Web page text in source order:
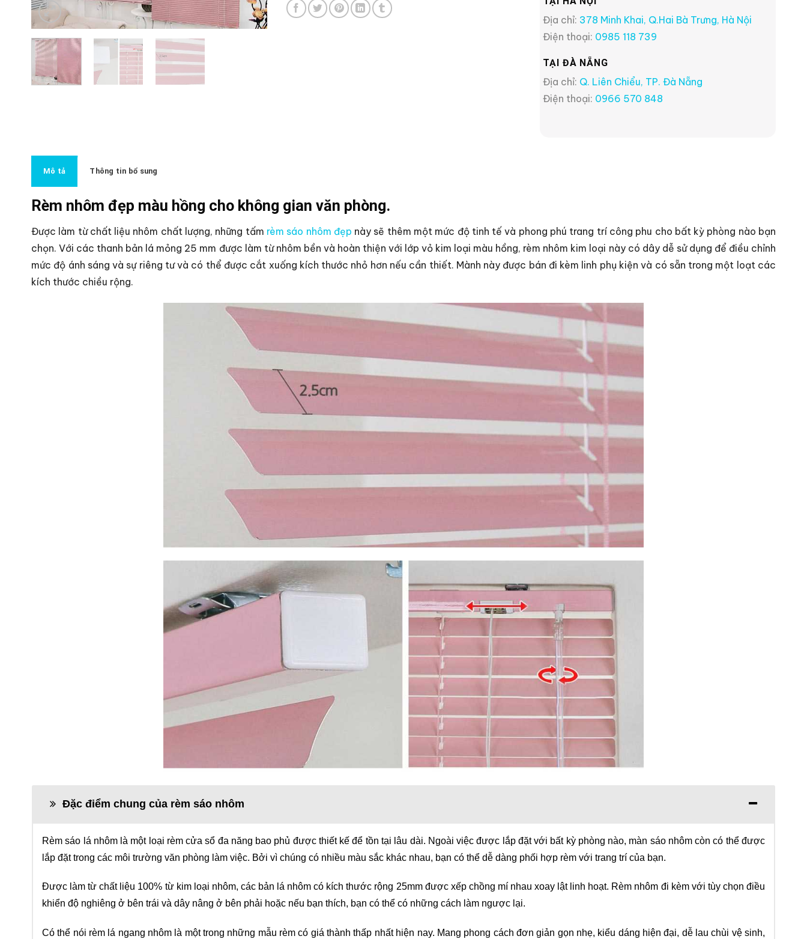
Địa chỉ: 378 Minh Khai, Q.Hai Bà Trưng, Hà Nội
Điện thoại: 0985 118 739
TẠI ĐÀ NẴNG
Địa chỉ: Q. Liên Chiểu, TP. Đà Nẵng
Điện thoại: 0966 570 848
Mô tả Thông tin bổ sung
Rèm nhôm đẹp màu hồng cho không gian văn phòng.
Được làm từ chất liệu nhôm chất lượng, những tấm rèm sáo nhôm đẹp này sẽ thêm một mức độ tinh tế và phong phú trang trí công phu cho bất kỳ phòng nào bạn
chọn. Với các thanh bản lá mỏng 25 mm được làm từ nhôm bền và hoàn thiện với lớp vỏ kim loại màu hồng, rèm nhôm kim loại này có dây dễ sử dụng để điều chỉnh
mức độ ánh sáng và sự riêng tư và có thể được cắt xuống kích thước nhỏ hơn nếu cần thiết. Mành này được bán đi kèm linh phụ kiện và có sẵn trong một loạt các
kích thước chiều rộng.
Đặc điểm chung của rèm sáo nhôm
Rèm sáo lá nhôm là một loại rèm cửa sổ đa năng bao phủ được thiết kế để tồn tại lâu dài. Ngoài việc được lắp đặt với bất kỳ phòng nào, màn sáo nhôm còn có thể được
lắp đặt trong các môi trường văn phòng làm việc. Bởi vì chúng có nhiều màu sắc khác nhau, bạn có thể dễ dàng phối hợp rèm với trang trí của bạn.
Được làm từ chất liệu 100% từ kim loại nhôm, các bản lá nhôm có kích thước rộng 25mm được xếp chồng mí nhau xoay lật linh hoạt. Rèm nhôm đi kèm với tùy chọn điều
khiển độ nghiêng ở bên trái và dây nâng ở bên phải hoặc nếu bạn thích, bạn có thể có những cách làm ngược lại.
Có thể nói rèm lá ngang nhôm là một trong những mẫu rèm có giá thành thấp nhất hiện nay. Mang phong cách đơn giản gọn nhẹ, kiểu dáng hiện đại, dễ lau chùi vệ sinh,